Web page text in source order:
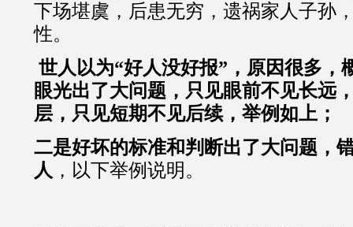
下场堪虞，后患无穷，遗祸家人子孙
性。
世人以为“好人没好报”，原因很多，
眼光出了大问题，只见眼前不见长远
层，只见短期不见后续，举例如上；
二是好坏的标准和判断出了大问题，
人 ，以下举例说明。